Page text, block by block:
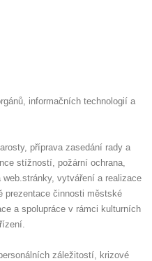
informačních technologií a
příprava zasedání rady a
stížností, požární ochrana,
vytváření a realizace
prezentace činnosti městské
a spolupráce v rámci kulturních
záležitostí, krizové